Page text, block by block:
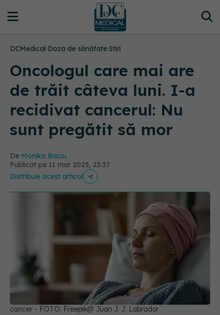
DCMedical›Doza de sănătate›Stiri
Oncologul care mai are
de trăit câteva luni. I-a
recidivat cancerul: Nu
sunt pregătit să mor
De Monika Baciu
Publicat pe 11 mar 2025, 23:37
Distribuie acest articol
cancer - FOTO: Freepik@ Juan J. J. Labrador